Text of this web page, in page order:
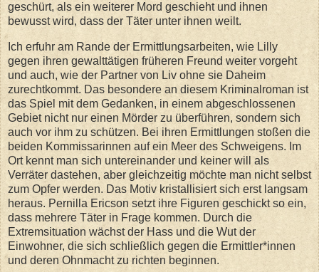
geschürt, als ein weiterer Mord geschieht und ihnen
bewusst wird, dass der Täter unter ihnen weilt.
Ich erfuhr am Rande der Ermittlungsarbeiten, wie Lilly
gegen ihren gewalttätigen früheren Freund weiter vorgeht
und auch, wie der Partner von Liv ohne sie Daheim
zurechtkommt. Das besondere an diesem Kriminalroman ist
das Spiel mit dem Gedanken, in einem abgeschlossenen
Gebiet nicht nur einen Mörder zu überführen, sondern sich
auch vor ihm zu schützen. Bei ihren Ermittlungen stoßen die
beiden Kommissarinnen auf ein Meer des Schweigens. Im
Ort kennt man sich untereinander und keiner will als
Verräter dastehen, aber gleichzeitig möchte man nicht selbst
zum Opfer werden. Das Motiv kristallisiert sich erst langsam
heraus. Pernilla Ericson setzt ihre Figuren geschickt so ein,
dass mehrere Täter in Frage kommen. Durch die
Extremsituation wächst der Hass und die Wut der
Einwohner, die sich schließlich gegen die Ermittler*innen
und deren Ohnmacht zu richten beginnen.